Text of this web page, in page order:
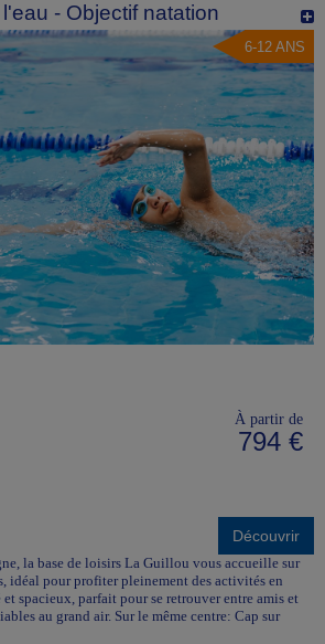
- Objectif natation
6-12 ANS
À partir de
794 €
Découvrir
la base de loisirs La Guillou vous accueille sur
idéal pour profiter pleinement des activités en
spacieux, parfait pour se retrouver entre amis et
au grand air. Sur le même centre: Cap sur